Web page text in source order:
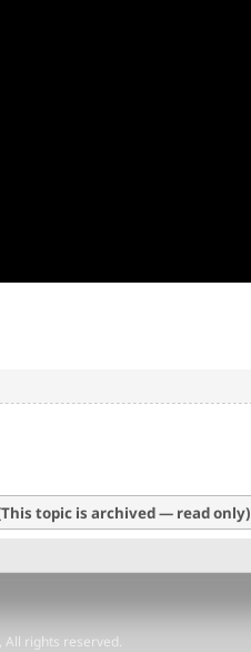
topic is archived — read only)
rights reserved.